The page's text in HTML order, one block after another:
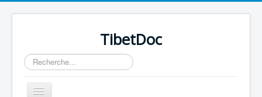
TibetDoc
Rechercher
Basculer